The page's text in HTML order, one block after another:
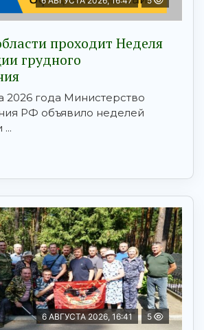
проходит Неделя
грудного
2026 года Министерство
РФ объявило неделей
6 АВГУСТА 2026, 16:41 5